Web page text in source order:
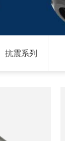
抗震系列